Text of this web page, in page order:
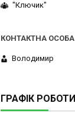
"Ключик"
Володимир
ГРАФІК РОБОТИ